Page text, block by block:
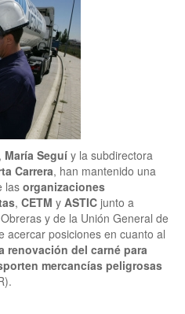
María Seguí y la subdirectora
Carrera, han mantenido una
las organizaciones
, CETM y ASTIC junto a
y de la Unión General de
acercar posiciones en cuanto al
renovación del carné para
mercancías peligrosas